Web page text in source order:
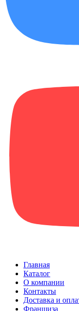
Главная
Каталог
О компании
Контакты
Доставка и
Франшиза